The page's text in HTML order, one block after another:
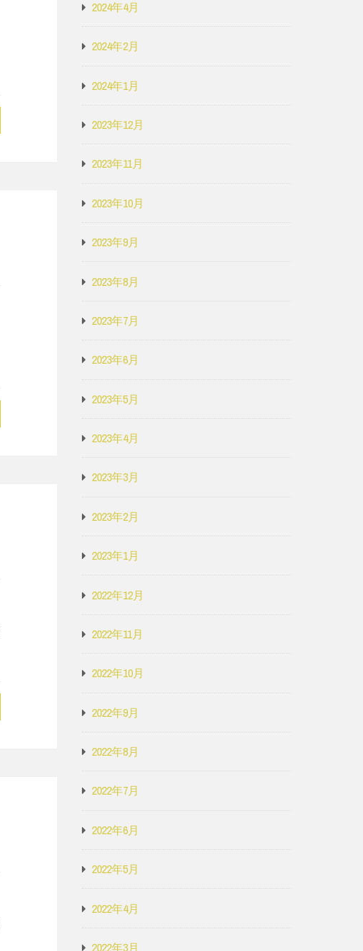
2024年4月
2024年2月
2024年1月
2023年12月
2023年11月
2023年10月
2023年9月
2023年8月
2023年7月
2023年6月
2023年5月
2023年4月
2023年3月
2023年2月
2023年1月
2022年12月
2022年11月
2022年10月
2022年9月
2022年8月
2022年7月
2022年6月
2022年5月
2022年4月
2022年3月